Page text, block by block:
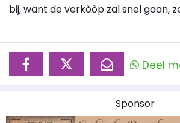
bij, want de verkòòp zal snel gaan,
Deel
Sponsor